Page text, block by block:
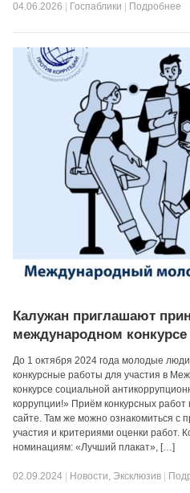
04.06.2026 Госпаблики Подробнее
Калужан приглашают
международном конкурсе
До 1 октября 2024 года молодые
конкурсные работы для участия в
конкурсе социальной
коррупции!» Приём конкурсных
сайте. Там же можно ознакомиться с
участия и критериями оценки работ.
номинациям: «Лучший плакат», […]
02.09.2024 Новости, Эксклюзив